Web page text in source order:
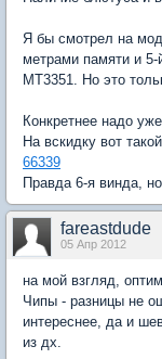
Я бы смотрел на
метрами памяти и
MT3351. Но это
Конкретнее надо
На вскидку вот
66339
Правда 6-я винда,
fareastdude
05 Апр 2012
на мой взгляд,
Чипы - разницы не
интереснее, да и
из дх.